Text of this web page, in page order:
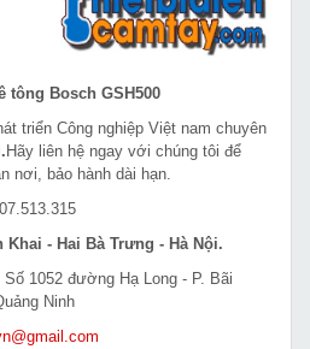
tông Bosch GSH500
triển Công nghiệp Việt nam chuyên
Hãy liên hệ ngay với chúng tôi để
nơi, bảo hành dài hạn.
- Hai Bà Trưng - Hà Nội.
1052 đường Hạ Long - P. Bãi
Ninh